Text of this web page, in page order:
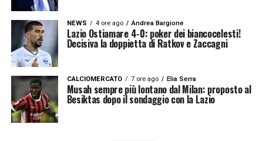
NEWS 4 ore ago Andrea Bargione
Lazio Ostiamare 4-0: poker dei biancocelesti!
Decisiva la doppietta di Ratkov e Zaccagni
CALCIOMERCATO 7 ore ago Elia Serra
Musah sempre più lontano dal Milan: proposto al
Besiktas dopo il sondaggio con la Lazio